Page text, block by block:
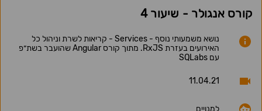
קורס אנגולר - שיעור 4
נושא משמעותי נוסף - Services - קריאות לשרת וניהול כל
האירועים בעזרת RxJS. מתוך קורס Angular שהועבר בשת״פ
עם SQLabs
11.04.21